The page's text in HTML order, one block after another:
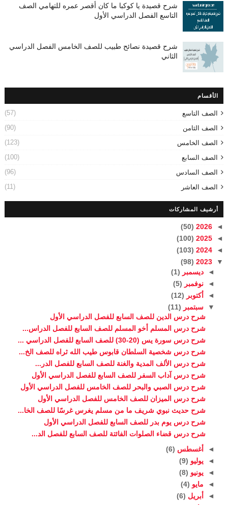
شرح قصيدة يا كوكبا ما كان أقصر عمره للتهامي الصف
التاسع الفصل الدراسي الأول
شرح قصيدة نصائح طبيب للصف الخامس الفصل الدراسي
الثاني
الأقسام
الصف التاسع
(57)
الصف الثامن
(90)
الصف الخامس
(123)
الصف السابع
(100)
الصف السادس
(96)
الصف العاشر
(11)
أرشيف المشاركات
◄
2026
(50)
◄
2025
(100)
◄
2024
(103)
▼
2023
(98)
◄ ديسمبر (1)
◄ نوفمبر (5)
◄
أكتوبر (12)
▼ سبتمبر (11)
شرح درس الدين للصف السابع للفصل الدراسي الأول
شرح درس المسلم أخو المسلم للصف السابع للفصل الدراس...
شرح درس سورة يس (20-30) للصف السابع للفصل الدراسي ...
شرح درس شخصية السلطان قابوس طيب الله ثراه للصف الخ...
شرح درس الألف المدية والغنة للصف السابع للفصل الدر...
شرح درس آداب السفر للصف السابع للفصل الدراسي الأول
شرح درس الصبي والبحر للصف الخامس للفصل الدراسي الأول
شرح درس الميزان للصف الخامس للفصل الدراسي الأول
شرح حديث نبوي شريف ما من مسلم يغرس غرسًا للصف الخا...
شرح درس يوم بدر للصف السابع للفصل الدراسي الأول
شرح درس قضاء الصلوات الفائتة للصف السابع للفصل الد...
◄
أغسطس (6)
◄ يوليو (9)
◄ يونيو (8)
◄ مايو (4)
◄
أبريل (6)